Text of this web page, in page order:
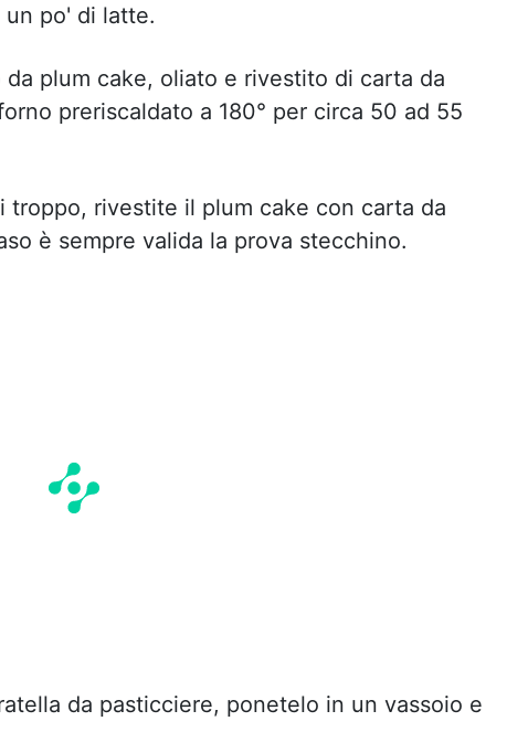
po' di latte.
plum cake, oliato e rivestito di carta da
preriscaldato a 180° per circa 50 ad 55
troppo, rivestite il plum cake con carta da
è sempre valida la prova stecchino.
da pasticciere, ponetelo in un vassoio e